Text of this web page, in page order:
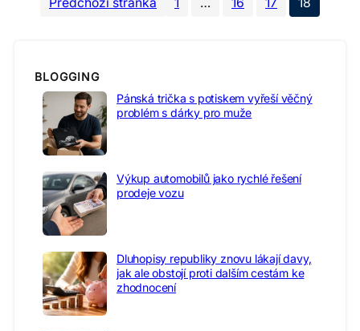
BLOGGING
Pánská trička s potiskem vyřeší věčný
problém s dárky pro muže
Výkup automobilů jako rychlé řešení
prodeje vozu
Dluhopisy republiky znovu lákají davy,
jak ale obstojí proti dalším cestám ke
zhodnocení